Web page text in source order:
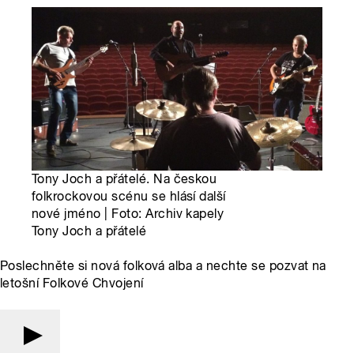
Tony Joch a přátelé. Na českou
folkrockovou scénu se hlásí další
nové jméno | Foto: Archiv kapely
Tony Joch a přátelé
Poslechněte si nová folková alba a nechte se pozvat na
letošní Folkové Chvojení